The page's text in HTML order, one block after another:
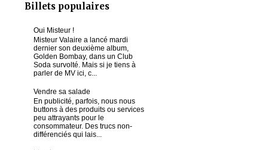
Billets populaires
Oui Misteur !
Misteur Valaire a lancé mardi
dernier son deuxième album,
Golden Bombay, dans un Club
Soda survolté. Mais si je tiens à
parler de MV ici, c...
Vendre sa salade
En publicité, parfois, nous nous
buttons à des produits ou services
peu attrayants pour le
consommateur. Des trucs non-
différenciés qui lais...